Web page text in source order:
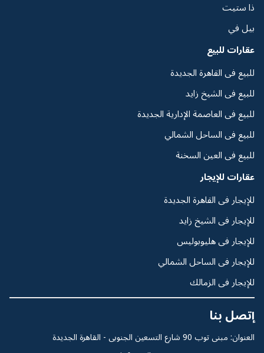
ذا ستيت
بيل في
عقارات للبيع
للبيع فى القاهرة الجديدة
للبيع فى الشيخ زايد
للبيع فى العاصمة الإدارية الجديدة
للبيع فى الساحل الشمالي
للبيع فى العين السخنة
عقارات للإيجار
للإيجار فى القاهرة الجديدة
للإيجار فى الشيخ زايد
للإيجار فى هليوبوليس
للإيجار فى الساحل الشمالي
للإيجار فى الزمالك
إتصل بنا
العنوان: مبنى توب 90 شارع التسعين الجنوبى - القاهرة الجديدة